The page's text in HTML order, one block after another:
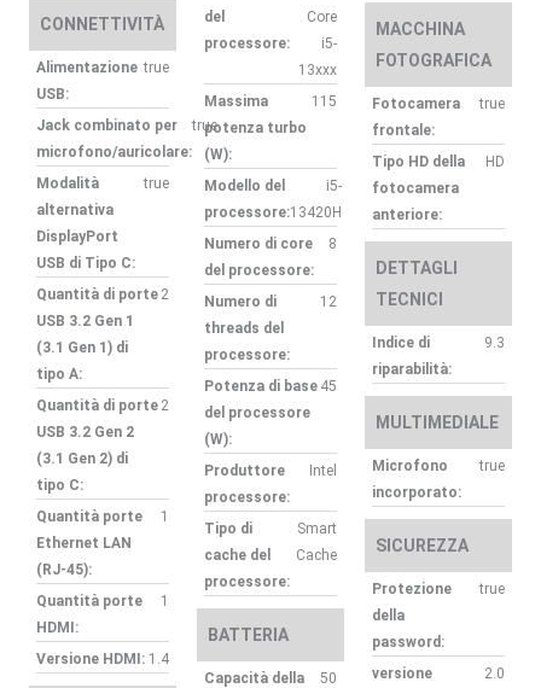
CONNETTIVITÀ
Alimentazione
USB:
true
Jack combinato per
microfono/auricolare:
true
Modalità
alternativa
DisplayPort
USB di Tipo C:
true
Quantità di porte
USB 3.2 Gen 1
(3.1 Gen 1) di
tipo A:
2
Quantità di porte
USB 3.2 Gen 2
(3.1 Gen 2) di
tipo C:
2
Quantità porte
Ethernet LAN
(RJ-45):
1
Quantità porte
HDMI:
1
Versione HDMI: 1.4
del
processore:
Core
i5-
13xxx
Massima
potenza turbo
(W):
115
Modello del
processore:
i5-
13420H
Numero di core
del processore:
8
Numero di
threads del
processore:
12
Potenza di base
del processore
(W):
45
Produttore
processore:
Intel
Tipo di
cache del
processore:
Smart
Cache
BATTERIA
Capacità della
50
MACCHINA
FOTOGRAFICA
Fotocamera
frontale:
true
Tipo HD della
fotocamera
anteriore:
HD
DETTAGLI
TECNICI
Indice di
riparabilità:
9.3
MULTIMEDIALE
Microfono
incorporato:
true
SICUREZZA
Protezione
della
password:
true
versione
2.0